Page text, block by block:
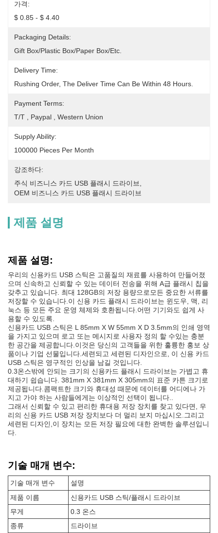
가격:
$ 0.85 - $ 4.40
Packaging Details:
Gift Box/Plastic Box/Paper Box/etc.
Delivery Time:
Rushing Order, The Deliver Time Can Be Within 48 Hours.
Payment Terms:
T/T , Paypal , Western Union
Supply Ability:
100000 Pieces Per Month
강조하다:
주식 비즈니스 카드 USB 플래시 드라이브
OEM 비즈니스 카드 USB 플래시 드라이브
제품 설명
제품 설명:
우리의 신용카드 USB 스틱은 고품질의 재료를 사용하여 만들어졌
으며 신속하고 신뢰할 수 있는 데이터 전송을 위해 A급 플래시 칩을
갖추고 있습니다. 최대 128GB의 저장 용량으로모든 중요한 서류를
저장할 수 있습니다.이 신용 카드 플래시 드라이브는 윈도우, 맥, 리
눅스 등 모든 주요 운영 체제와 호환됩니다.어떤 기기와도 쉽게 사
용할 수 있도록.
신용카드 USB 스틱은 L 85mm X W 55mm X D 3.5mm의 인쇄 영역
을 가지고 있으며 로고 또는 메시지로 사용자 정의 할 수있는 충분
한 공간을 제공합니다.이것은 당신의 고객들을 위한 훌륭한 홍보 상
품이나 기업 선물입니다.세련되고 세련된 디자인으로, 이 신용 카드
USB 스틱은 영구적인 인상을 남길 것입니다.
0.3온스밖에 안되는 크기의 신용카드 플래시 드라이브는 가볍고 휴
대하기 쉽습니다. 381mm X 381mm X 305mm의 표준 카튼 크기로
제공됩니다.콤팩트한 크기와 휴대성 때문에 데이터를 어디에나 가
지고 가야 하는 사람들에게는 이상적인 선택이 됩니다..
그래서 신뢰할 수 있고 편리한 휴대용 저장 장치를 찾고 있다면, 우
리의 신용 카드 USB 저장 장치보다 더 멀리 보지 마십시오.그리고
세련된 디자인,이 장치는 모든 저장 필요에 대한 완벽한 솔루션입니
다.
기술 매개 변수:
기술 매개 변수
설명
제품 이름
신용카드 USB 스틱/플래시 드라이브
무게
0.3 온스
종류
드라이브